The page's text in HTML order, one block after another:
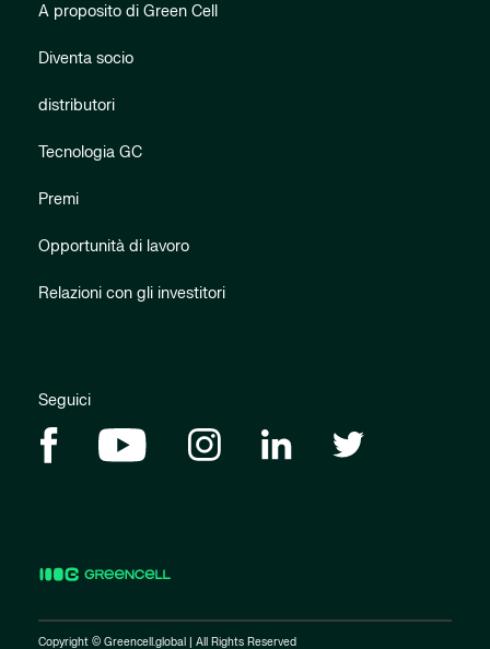
A proposito di Green Cell
Diventa socio
distributori
Tecnologia GC
Premi
Opportunità di lavoro
Relazioni con gli investitori
Seguici
Copyright © Greencell.global | All Rights Reserved